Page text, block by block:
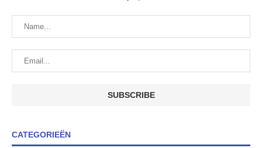
CATEGORIEËN